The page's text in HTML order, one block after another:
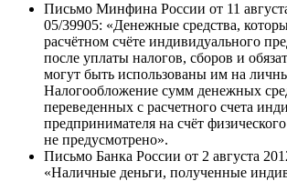
Письмо Минфина России от 11
05/39905: «Денежные средства,
расчётном счёте индивидуального
после уплаты налогов, сборов и
могут быть использованы им на
Налогообложение сумм денежных
переведенных с расчетного счета
предпринимателя на счёт
не предусмотрено».
Письмо Банка России от 2 августа
«Наличные деньги, полученные